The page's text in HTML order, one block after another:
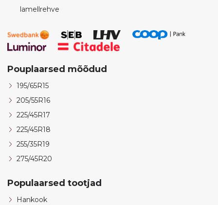
lamellrehve
Pouplaarsed mõõdud
195/65R15
205/55R16
225/45R17
225/45R18
255/35R19
275/45R20
Populaarsed tootjad
Hankook